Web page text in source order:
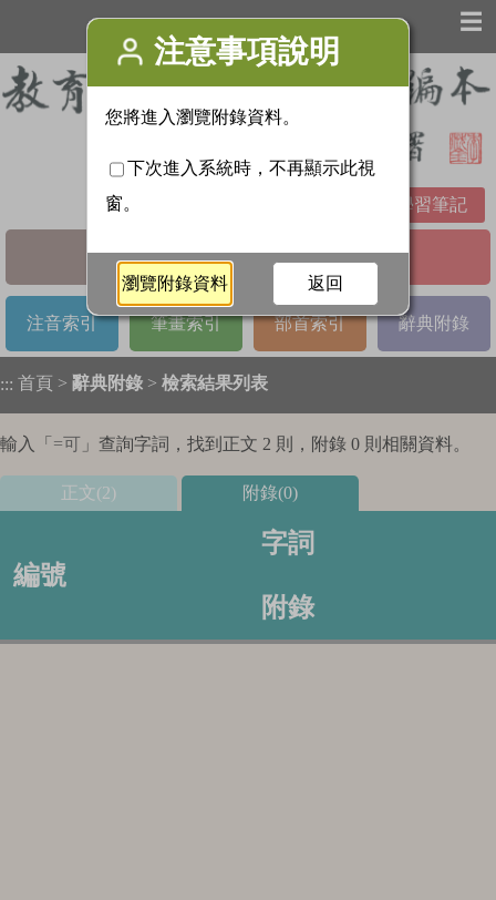
☰
學習筆記
基本檢索 進階檢索
注音索引 筆畫索引 部首索引 辭典附錄
::: 首頁 > 辭典附錄 > 檢索結果列表
輸入「 =可 」查詢字詞，找到正文 2 則，附錄 0 則相關資料。
正文(2) 附錄(0)
編號
字詞
附錄